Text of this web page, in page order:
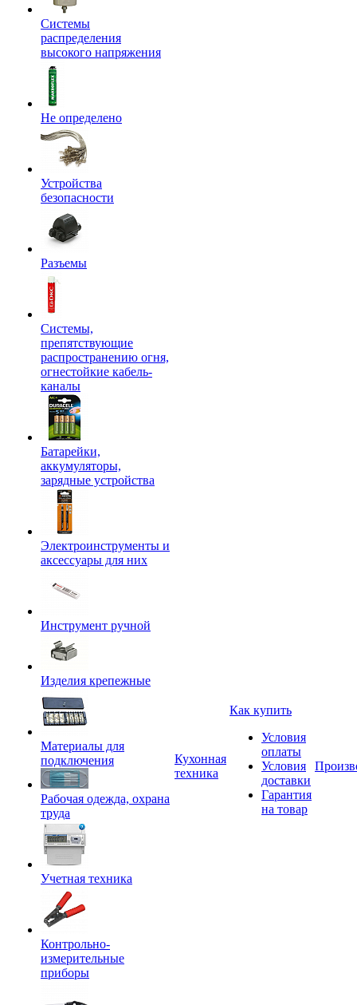
Системы
распределения
высокого напряжения
Не определено
Устройства
безопасности
Разъемы
Системы,
препятствующие
распространению огня,
огнестойкие кабель-
каналы
Батарейки,
аккумуляторы,
зарядные устройства
Электроинструменты и
аксессуары для них
Инструмент ручной
Изделия крепежные
Материалы для
подключения
Рабочая одежда, охрана
труда
Учетная техника
Контрольно-
измерительные
приборы
Кухонная
техника
Как купить
Условия
оплаты
Условия
доставки
Гарантия
на товар